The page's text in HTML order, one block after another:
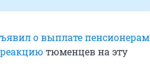
о выплате пенсионерам
тюменцев на эту